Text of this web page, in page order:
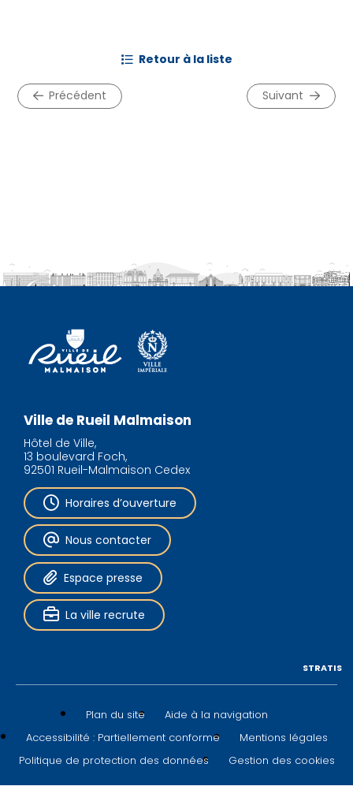
précédent
retour à la liste
suivant
Ville de Rueil Malmaison
Hôtel de Ville,
13 boulevard Foch,
92501 Rueil-Malmaison Cedex
Horaires d’ouverture
Nous contacter
Espace presse
La ville recrute
Plan du site
Aide à la navigation
Accessibilité : Partiellement conforme
Mentions légales
Politique de protection des données
Gestion des cookies
STRATIS